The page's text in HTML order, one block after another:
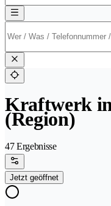
Kraftwerk
(Region)
47 Ergebnisse
Jetzt geöffnet